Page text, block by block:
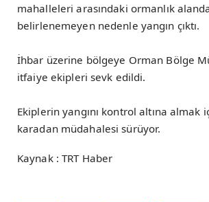
mahalleleri arasındaki ormanlık
belirlenemeyen nedenle yangın çıktı.
İhbar üzerine bölgeye Orman Bölge
itfaiye ekipleri sevk edildi.
Ekiplerin yangını kontrol altına almak
karadan müdahalesi sürüyor.
Kaynak : TRT Haber